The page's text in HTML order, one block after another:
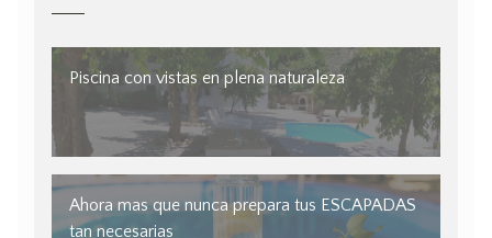
Piscina con vistas en plena naturaleza
Ahora mas que nunca prepara tus ESCAPADAS
tan necesarias